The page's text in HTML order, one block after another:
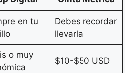
en tu
Debes recordar
llevarla
o muy
$10-$50 USD